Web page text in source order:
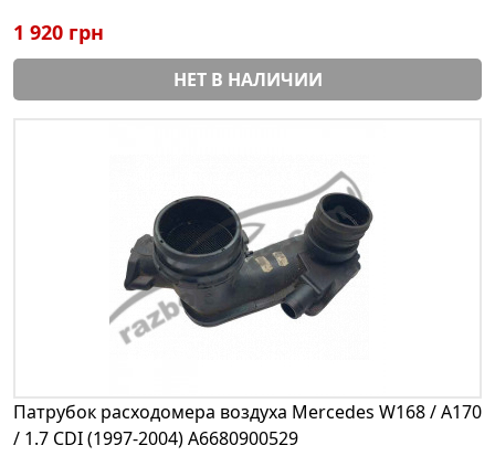
1 920 грн
НЕТ В НАЛИЧИИ
Патрубок расходомера воздуха Mercedes W168 / A170
/ 1.7 CDI (1997-2004) A6680900529